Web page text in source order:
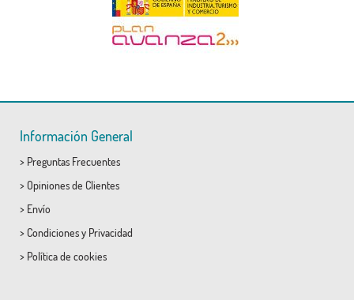
Información General
> Preguntas Frecuentes
> Opiniones de Clientes
> Envío
> Condicionesy Privacidad
> Política de cookies